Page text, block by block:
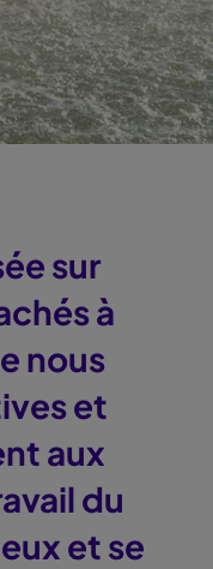
sur
à
nous
et
aux
du
et se